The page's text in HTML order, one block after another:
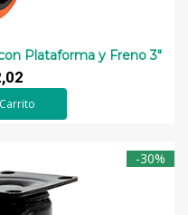
Plataforma y Freno 3"
-30%